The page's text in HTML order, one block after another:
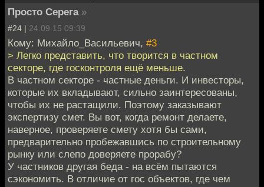
Просто Серега »
#24 | 24.09.15 09:39
Кому: Михайло_Васильевич, #3
> Легко представить, что творится в частном
секторе, где госконтроля ещё меньше.
В частном секторе - частные деньги. И инвесторы,
которые их вкладывают, сильно заинтересованы,
чтобы их не растащили. Поэтому заказывают
экспертизу смет. Вы вот, когда ремонт делаете,
наверное, проверяете смету хотя бы сами,
предварительно пробежавшись по строительному
рынку или слепо доверяете прорабу?
У частников другая беда - на всём пытаются
сэкономить. В отличие от гос объектов, где чем